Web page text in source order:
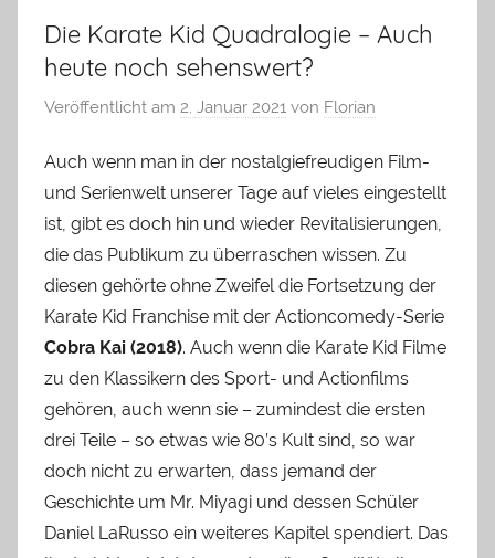
Die Karate Kid Quadralogie – Auch
heute noch sehenswert?
Veröffentlicht am 2. Januar 2021 von Florian
Auch wenn man in der nostalgiefreudigen Film-
und Serienwelt unserer Tage auf vieles eingestellt
ist, gibt es doch hin und wieder Revitalisierungen,
die das Publikum zu überraschen wissen. Zu
diesen gehörte ohne Zweifel die Fortsetzung der
Karate Kid Franchise mit der Actioncomedy-Serie
Cobra Kai (2018). Auch wenn die Karate Kid Filme
zu den Klassikern des Sport- und Actionfilms
gehören, auch wenn sie – zumindest die ersten
drei Teile – so etwas wie 80’s Kult sind, so war
doch nicht zu erwarten, dass jemand der
Geschichte um Mr. Miyagi und dessen Schüler
Daniel LaRusso ein weiteres Kapitel spendiert. Das